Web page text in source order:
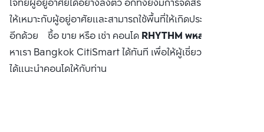
ให้เหมาะกับผู้อยู่อาศัยและสามารถใช้พื้นที่ให้เกิดประโยชน์สูงสุด
อีกด้วย ซื้อ ขาย หรือ เช่า คอนโดRHYTHM พหล-อารีย์
หาเรา Bangkok CitiSmart ได้ทันที เพื่อให้ผู้เชี่ยวชาญของเรา
ได้แนะนำคอนโดให้กับท่าน